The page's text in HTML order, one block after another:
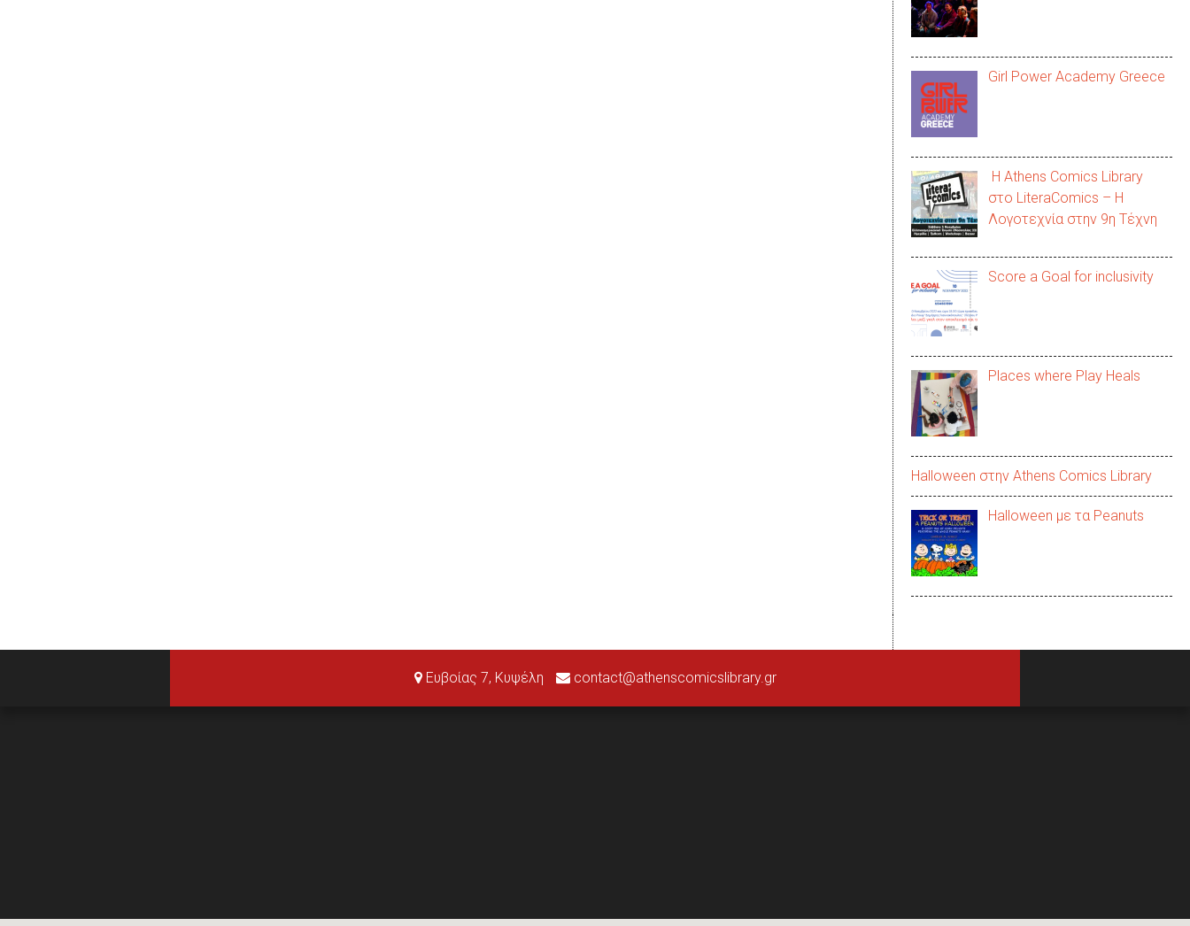
Girl Power Academy Greece
Η Athens Comics Library
στο LiteraComics – Η
Λογοτεχνία στην 9η Τέχνη
Score a Goal for inclusivity
Places where Play Heals
Halloween στην Αthens Comics Library
Halloween με τα Peanuts
Ευβοίας 7, Κυψέλη contact@athenscomicslibrary.gr